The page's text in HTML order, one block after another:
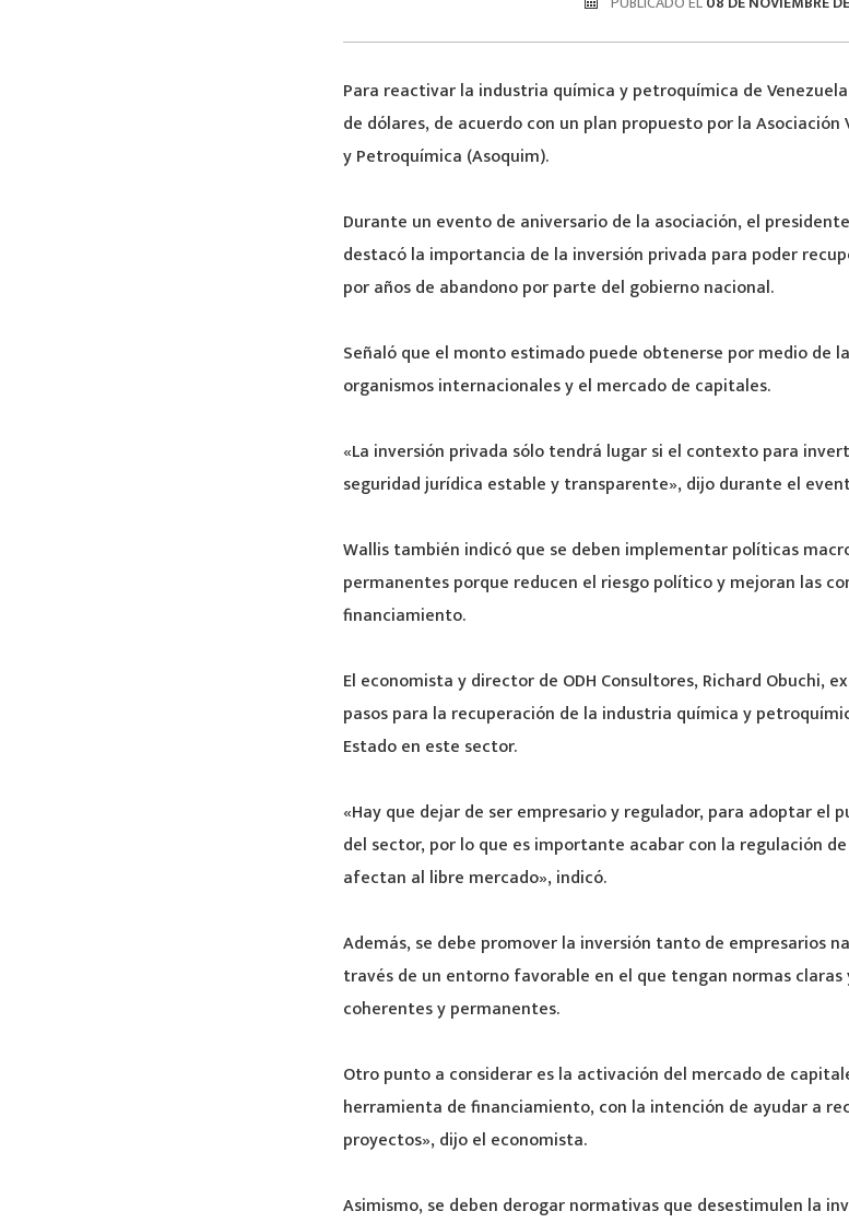
Para reactivar la industria química y petroquímica de
de dólares, de acuerdo con un plan propuesto por la
y Petroquímica (Asoquim).
Durante un evento de aniversario de la asociación, el
destacó la importancia de la inversión privada para poder
por años de abandono por parte del gobierno nacional.
Señaló que el monto estimado puede obtenerse por medio de
organismos internacionales y el mercado de capitales.
«La inversión privada sólo tendrá lugar si el contexto para
seguridad jurídica estable y transparente», dijo durante el
Wallis también indicó que se deben implementar políticas
permanentes porque reducen el riesgo político y mejoran las
financiamiento.
El economista y director de ODH Consultores, Richard Obuchi,
pasos para la recuperación de la industria química y
Estado en este sector.
«Hay que dejar de ser empresario y regulador, para adoptar el
del sector, por lo que es importante acabar con la regulación
afectan al libre mercado», indicó.
Además, se debe promover la inversión tanto de empresarios
través de un entorno favorable en el que tengan normas
coherentes y permanentes.
Otro punto a considerar es la activación del mercado de
herramienta de financiamiento, con la intención de ayudar a
proyectos», dijo el economista.
Asimismo, se deben derogar normativas que desestimulen la